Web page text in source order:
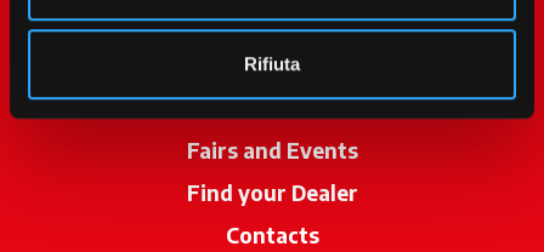
Rifiuta
Services
Promotions
News
Fairs and Events
Find your Dealer
Contacts